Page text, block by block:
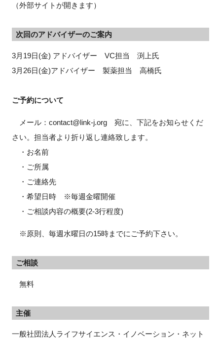
（外部サイトが開きます）
次回のアドバイザーのご案内
3月19日(金) アドバイザー VC担当 渕上氏
3月26日(金)アドバイザー 製薬担当 高橋氏
ご予約について
メール：contact@link-j.org 宛に、下記をお知らせくだ
さい。担当者より折り返し連絡致します。
・お名前
・ご所属
・ご連絡先
・希望日時 ※毎週金曜開催
・ご相談内容の概要(2-3行程度)
※原則、毎週水曜日の15時までにご予約下さい。
ご相談
無料
主催
一般社団法人ライフサイエンス・イノベーション・ネット